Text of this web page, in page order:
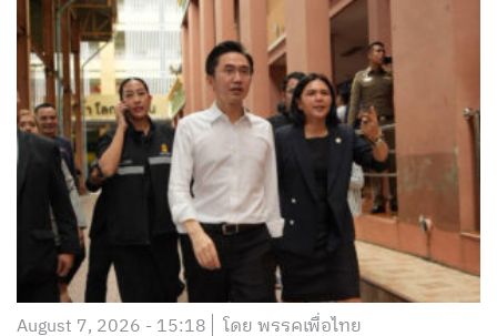
August 7, 2026 - 15:18 โดย พรรคเพื่อไทย